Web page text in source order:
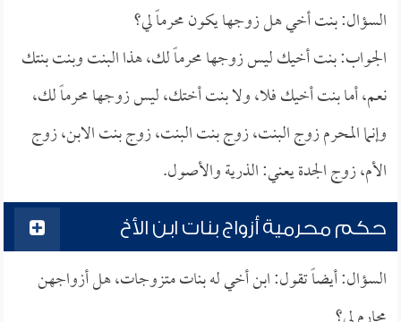
السؤال: بنت أخي هل زوجها يكون محرماً لي؟
الجواب: بنت أخيك ليس زوجها محرماً لك، هذا البنت وبنت بنتك
نعم، أما بنت أخيك فلا، ولا بنت أختك، ليس زوجها محرماً لك،
وإنما المحرم زوج البنت، زوج بنت البنت، زوج بنت الابن، زوج
الأم، زوج الجدة يعني: الذرية والأصول.
حكم محرمية أزواج بنات ابن الأخ
السؤال: أيضاً تقول: ابن أخي له بنات متزوجات، هل أزواجهن